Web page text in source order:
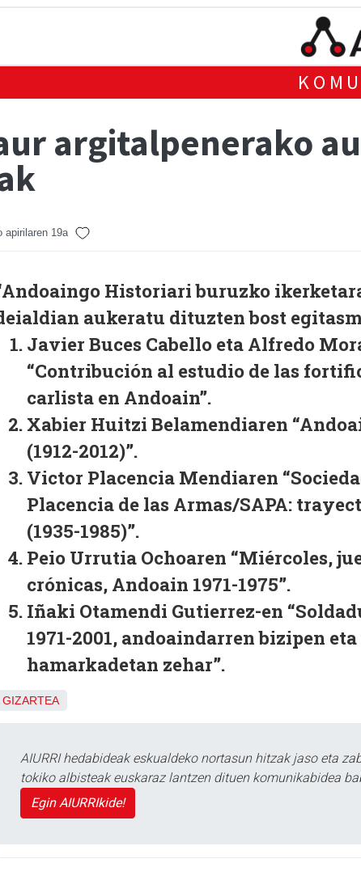
argitalpenerako
apirilaren 19a
Historiari buruzko
aukeratu dituzten bost
Javier Buces Cabello eta Alfredo
“Contribución al estudio de las
carlista en Andoain”.
Xabier Huitzi Belamendiaren
(1912-2012)”.
Victor Placencia Mendiaren
Placencia de las Armas/SAPA:
(1935-1985)”.
Peio Urrutia Ochoaren “Miércoles,
crónicas, Andoain 1971-1975”.
Iñaki Otamendi Gutierrez-en
1971-2001, andoaindarren bizipen
hamarkadetan zehar”.
GIZARTEA
AIURRI hedabideak eskualdeko nortasun hitzak jaso eta
tokiko albisteak euskaraz lantzen dituen komunikabidea
Egin AIURRIkide!